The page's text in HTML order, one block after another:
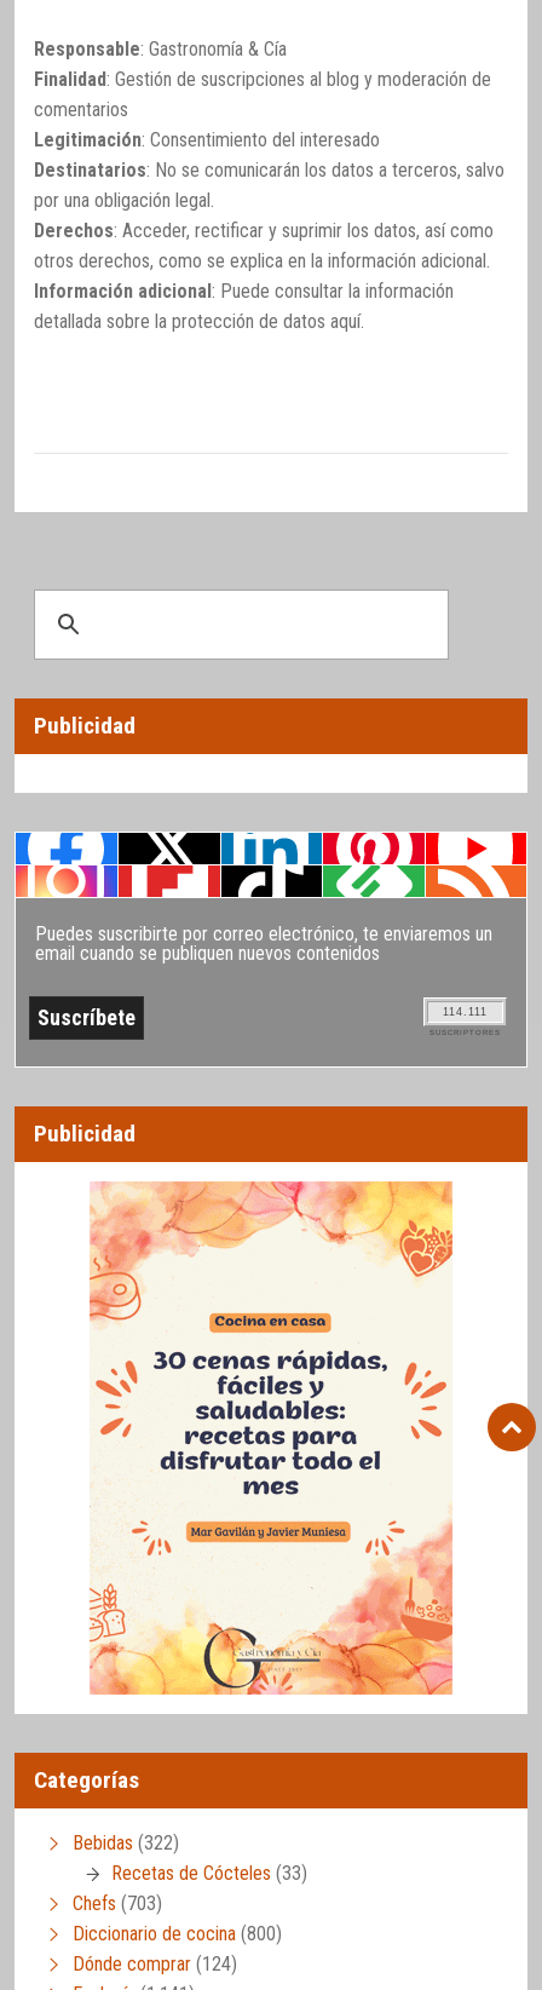
Responsable: Gastronomía & Cía
Finalidad: Gestión de suscripciones al blog y moderación de
comentarios
Legitimación: Consentimiento del interesado
Destinatarios: No se comunicarán los datos a terceros, salvo
por una obligación legal.
Derechos: Acceder, rectificar y suprimir los datos, así como
otros derechos, como se explica en la información adicional.
Información adicional: Puede consultar la información
detallada sobre la protección de datos aquí.
Publicidad
Puedes suscribirte por correo electrónico, te enviaremos un
email cuando se publiquen nuevos contenidos
114.111
SUSCRIPTORES
Publicidad
Categorías
Bebidas (322)
Recetas de Cócteles (33)
Chefs (703)
Diccionario de cocina (800)
Dónde comprar (124)